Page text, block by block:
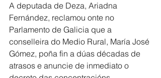
A deputada de Deza, Ariadna
Fernández, reclamou onte no
Parlamento de Galicia que a
conselleira do Medio Rural, María José
Gómez, poña fin a dúas décadas de
atrasos e anuncie de inmediato o